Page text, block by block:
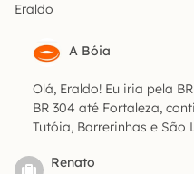
Eraldo
A Bóia
Olá, Eraldo! Eu iria pela
BR 304 até Fortaleza,
Tutóia, Barrerinhas e São
Renato